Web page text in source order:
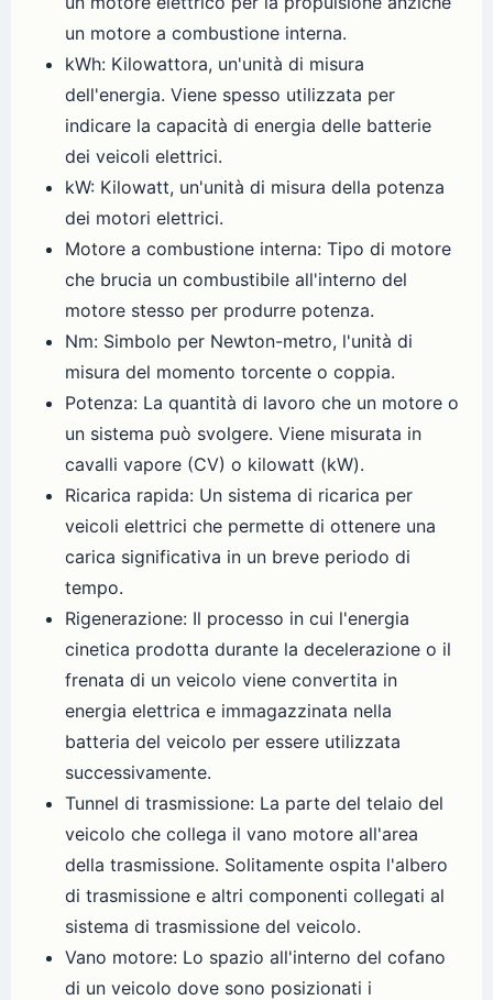
un motore a combustione interna.
kWh: Kilowattora, un'unità di misura
dell'energia. Viene spesso utilizzata per
indicare la capacità di energia delle batterie
dei veicoli elettrici.
kW: Kilowatt, un'unità di misura della potenza
dei motori elettrici.
Motore a combustione interna: Tipo di motore
che brucia un combustibile all'interno del
motore stesso per produrre potenza.
Nm: Simbolo per Newton-metro, l'unità di
misura del momento torcente o coppia.
Potenza: La quantità di lavoro che un motore o
un sistema può svolgere. Viene misurata in
cavalli vapore (CV) o kilowatt (kW).
Ricarica rapida: Un sistema di ricarica per
veicoli elettrici che permette di ottenere una
carica significativa in un breve periodo di
tempo.
Rigenerazione: Il processo in cui l'energia
cinetica prodotta durante la decelerazione o il
frenata di un veicolo viene convertita in
energia elettrica e immagazzinata nella
batteria del veicolo per essere utilizzata
successivamente.
Tunnel di trasmissione: La parte del telaio del
veicolo che collega il vano motore all'area
della trasmissione. Solitamente ospita l'albero
di trasmissione e altri componenti collegati al
sistema di trasmissione del veicolo.
Vano motore: Lo spazio all'interno del cofano
di un veicolo dove sono posizionati i